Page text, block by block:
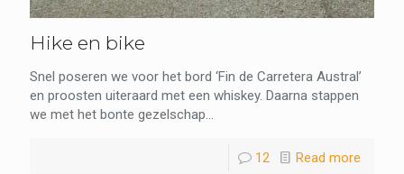
Hike en bike
Snel poseren we voor het bord ‘Fin de Carretera Austral’
en proosten uiteraard met een whiskey. Daarna stappen
we met het bonte gezelschap...
12 Read more